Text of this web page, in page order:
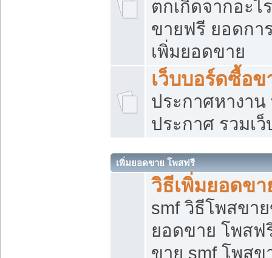
ตกเกิดจากอะไ
ขายฟรี ยอดกา
เพิ่มยอดขาย
เว็บบอร์ดซื้อข
ประกาศหางาน
ประกาศ รวมเ
เพิ่มยอดขาย โพสฟรี
วิธีเพิ่มยอดข
smf วิธีโพสขา
ยอดขาย โพสฟ
ขาย smf โพส